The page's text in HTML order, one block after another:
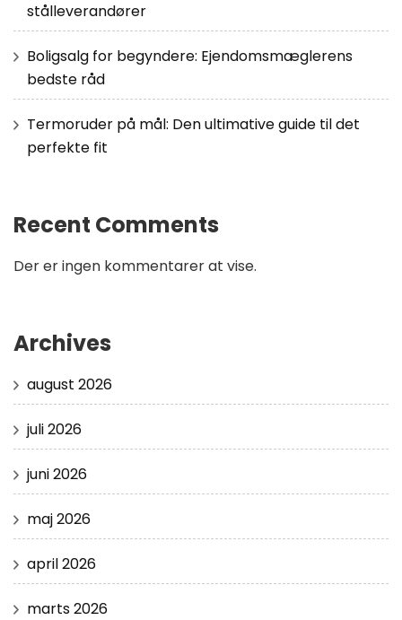
stålleverandører
Boligsalg for begyndere: Ejendomsmæglerens
bedste råd
Termoruder på mål: Den ultimative guide til det
perfekte fit
Recent Comments
Der er ingen kommentarer at vise.
Archives
august 2026
juli 2026
juni 2026
maj 2026
april 2026
marts 2026